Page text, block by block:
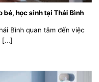
bé, học sinh tại Thái Bình
Bình quan tâm đến việc
[...]